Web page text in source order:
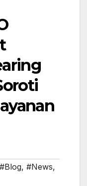
#Blog, #News,